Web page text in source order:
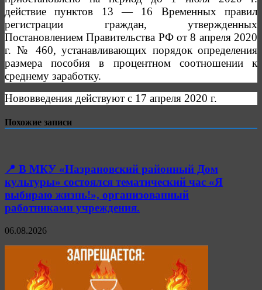
действие пунктов 13 — 16 Временных правил
регистрации граждан, утвержденных
Постановлением Правительства РФ от 8 апреля 2020
г. № 460, устанавливающих порядок определения
размера пособия в процентном соотношении к
среднему заработку.
Нововведения действуют с 17 апреля 2020 г.
Похожие записи
📍 В МКУ «Назрановский районный Дом
культуры» состоялся тематический час «Я
выбираю жизнь!», организованный
работниками учреждения.
06.08.2026